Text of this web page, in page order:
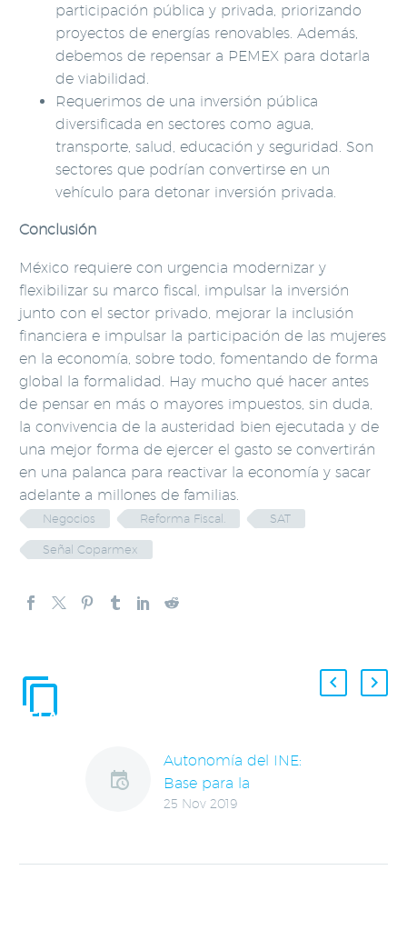
participación pública y privada, priorizando
proyectos de energías renovables. Además,
debemos de repensar a PEMEX para dotarla
de viabilidad.
Requerimos de una inversión pública
diversificada en sectores como agua,
transporte, salud, educación y seguridad. Son
sectores que podrían convertirse en un
vehículo para detonar inversión privada.
Conclusión
México requiere con urgencia modernizar y
flexibilizar su marco fiscal, impulsar la inversión
junto con el sector privado, mejorar la inclusión
financiera e impulsar la participación de las mujeres
en la economía, sobre todo, fomentando de forma
global la formalidad. Hay mucho qué hacer antes
de pensar en más o mayores impuestos, sin duda,
la convivencia de la austeridad bien ejecutada y de
una mejor forma de ejercer el gasto se convertirán
en una palanca para reactivar la economía y sacar
adelante a millones de familias.
Negocios Reforma Fiscal. SAT
Señal Coparmex
RELACIONADAS
Autonomía del INE:
Base para la
democracia
25 Nov 2019